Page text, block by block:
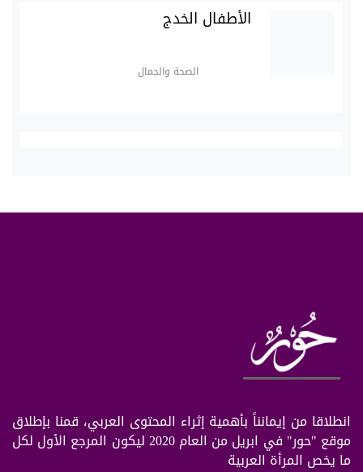
الأطفال الخدج
الصحة والجمال
انطلاقا من إيمانناً بأهمية إثراء المحتوى العربي، قمنا بإطلاق
موقع "حور" في ابريل من العام 2020 ليكون المرجع الأول لكل
ما يخص المرأة العربية